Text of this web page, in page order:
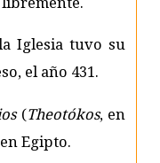
Iglesia tuvo su
el año 431.
(Theotókos, en
Egipto.